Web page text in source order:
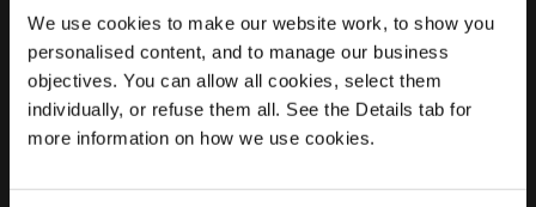
We use cookies to make our website work, to show you
personalised content, and to manage our business
objectives. You can allow all cookies, select them
individually, or refuse them all. See the Details tab for
more information on how we use cookies.
Plats
Admiraal de
Ruyterlaan 2
9726 GR Groningen
Nederländerna